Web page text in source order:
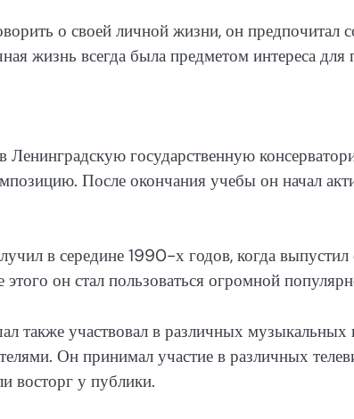
о своей личной жизни, он предпочитал
жизнь всегда была предметом интереса
государственную
После окончания учебы он начал
в середине 1990-х годов, когда
он стал пользоваться огромной
также участвовал в различных музыкальных
Он принимал участие в различных
восторг у публики.